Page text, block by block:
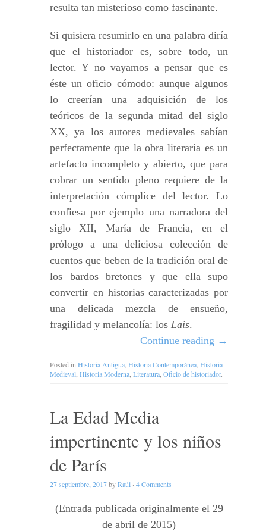
resulta tan misterioso como fascinante.
Si quisiera resumirlo en una palabra diría
que el historiador es, sobre todo, un
lector. Y no vayamos a pensar que es
éste un oficio cómodo: aunque algunos
lo creerían una adquisición de los
teóricos de la segunda mitad del siglo
XX, ya los autores medievales sabían
perfectamente que la obra literaria es un
artefacto incompleto y abierto, que para
cobrar un sentido pleno requiere de la
interpretación cómplice del lector. Lo
confiesa por ejemplo una narradora del
siglo XII, María de Francia, en el
prólogo a una deliciosa colección de
cuentos que beben de la tradición oral de
los bardos bretones y que ella supo
convertir en historias caracterizadas por
una delicada mezcla de ensueño,
fragilidad y melancolía: los Lais.
Continue reading →
Posted in Historia Antigua Historia Contemporánea Historia
Medieval Historia Moderna Literatura Oficio de historiador.
La Edad Media
impertinente y los niños
de París
27 septiembre, 2017byRaúl · 4 Comments
(Entrada publicada originalmente el 29
de abril de 2015)